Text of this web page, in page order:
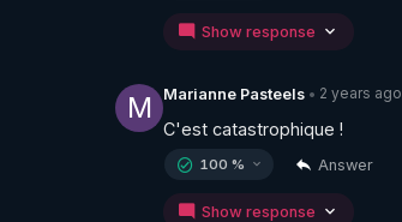
Show response
M Marianne Pasteels • 2 years ago
C'est catastrophique !
100 % Answer
Show response